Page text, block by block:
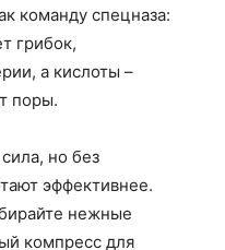
команду спецназа:
грибок,
а кислоты –
поры.
но без
эффективнее.
нежные
компресс для